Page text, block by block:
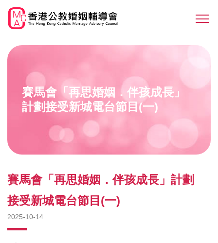
main
賽馬會「再思婚姻．伴孩成長」
計劃接受新城電台節目(一)
賽馬會「再思婚姻．伴孩成長」計劃
接受新城電台節目(一)
2025-10-14